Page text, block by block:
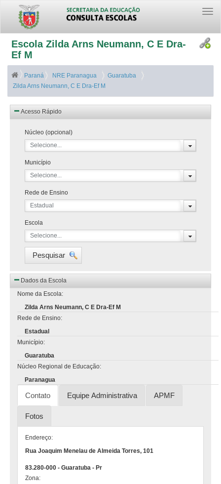
Escola Zilda Arns Neumann, C E Dra-
Ef M
Paraná NRE Paranagua
Guaratuba
Zilda Arns Neumann, C E Dra-Ef M
Acesso Rápido
Núcleo (opcional)
Selecione...
Município
Selecione...
Rede de Ensino
Estadual
Escola
Selecione...
Pesquisar
Dados da Escola
Nome da Escola:
Zilda Arns Neumann, C E Dra-Ef M
Rede de Ensino:
Estadual
Município:
Guaratuba
Núcleo Regional de Educação:
Paranagua
Contato Equipe Administrativa APMF
Fotos
Endereço:
Rua Joaquim Menelau de Almeida Torres, 101
83.280-000 - Guaratuba - Pr
Zona: